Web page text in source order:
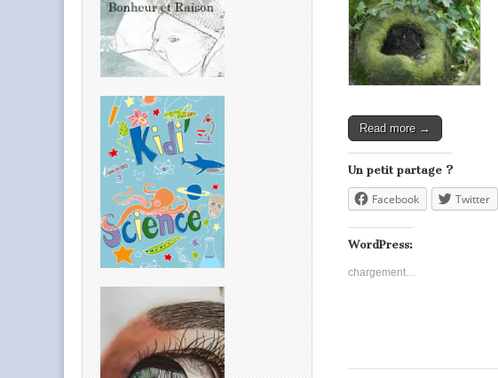
Read more →
Un petit partage ?
Facebook Twitter
WordPress:
chargement…